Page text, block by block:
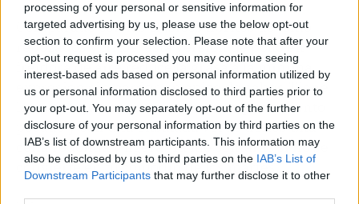
processing of your personal or sensitive information for
targeted advertising by us, please use the below opt-out
section to confirm your selection. Please note that after your
opt-out request is processed you may continue seeing
interest-based ads based on personal information utilized by
us or personal information disclosed to third parties prior to
your opt-out. You may separately opt-out of the further
disclosure of your personal information by third parties on the
IAB’s list of downstream participants. This information may
also be disclosed by us to third parties on the IAB’s List of
Downstream Participants that may further disclose it to other
Comparado con los clásicos libritos de lomo
rebozados y fritos, esta versión de pollo en
freidora de aire reduce la grasa a la mínima
expresión sin perder un ápice de sabor. Tiene
la textura justa, no necesita acompañamiento
pesado y con una ensalada verde tienes una
cena redonda y ligera. Ya me contarás si no se
convierte en tu comodín de los martes.